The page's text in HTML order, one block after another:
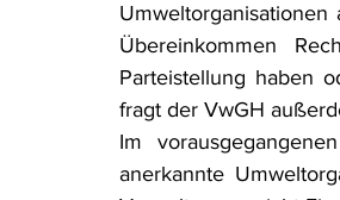
Verfahrensrecht
Wasserrecht RDU Umwelt-
Übereinkommen
Parteistellung haben
fragt der VwGH
Im
anerkannte